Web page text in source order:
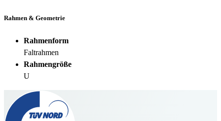
Rahmen & Geometrie
Rahmenform
Faltrahmen
Rahmengröße
U